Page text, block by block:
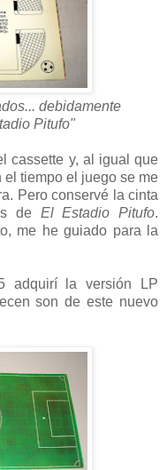
debidamente
Pitufo"
cassette y, al igual que
el tiempo el juego se me
Pero conservé la cinta
de El Estadio Pitufo.
me he guiado para la
adquirí la versión LP
son de este nuevo